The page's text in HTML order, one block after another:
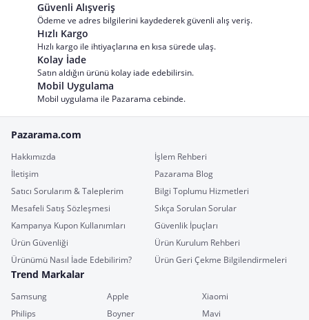
Güvenli Alışveriş
Ödeme ve adres bilgilerini kaydederek güvenli alış veriş.
Hızlı Kargo
Hızlı kargo ile ihtiyaçlarına en kısa sürede ulaş.
Kolay İade
Satın aldığın ürünü kolay iade edebilirsin.
Mobil Uygulama
Mobil uygulama ile Pazarama cebinde.
Pazarama.com
Hakkımızda
İşlem Rehberi
İletişim
Pazarama Blog
Satıcı Sorularım & Taleplerim
Bilgi Toplumu Hizmetleri
Mesafeli Satış Sözleşmesi
Sıkça Sorulan Sorular
Kampanya Kupon Kullanımları
Güvenlik İpuçları
Ürün Güvenliği
Ürün Kurulum Rehberi
Ürünümü Nasıl İade Edebilirim?
Ürün Geri Çekme Bilgilendirmeleri
Trend Markalar
Samsung Apple
Xiaomi
Philips
Boyner
Mavi